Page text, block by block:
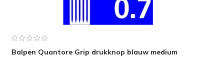
Balpen Quantore Grip drukknop blauw medium